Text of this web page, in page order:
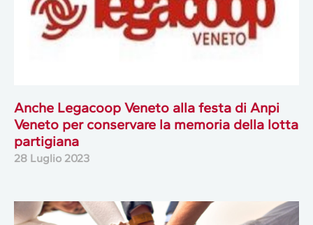
Anche Legacoop Veneto alla festa di Anpi
Veneto per conservare la memoria della lotta
partigiana
28 Luglio 2023